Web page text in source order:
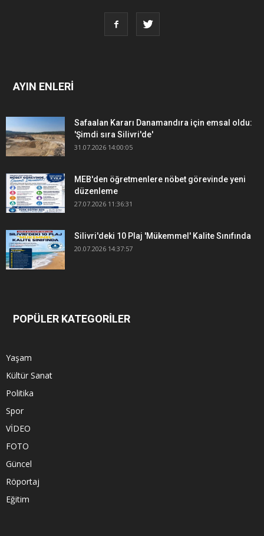
AYIN ENLERİ
Safaalan Kararı Danamandıra için emsal oldu:
'Şimdi sıra Silivri'de'
31.07.2026 14:00:05
MEB'den öğretmenlere nöbet görevinde yeni
düzenleme
27.07.2026 11:36:31
Silivri'deki 10 Plaj 'Mükemmel' Kalite Sınıfında
20.07.2026 14:37:57
POPÜLER KATEGORİLER
Yaşam
Kültür Sanat
Politika
Spor
VİDEO
FOTO
Güncel
Röportaj
Eğitim